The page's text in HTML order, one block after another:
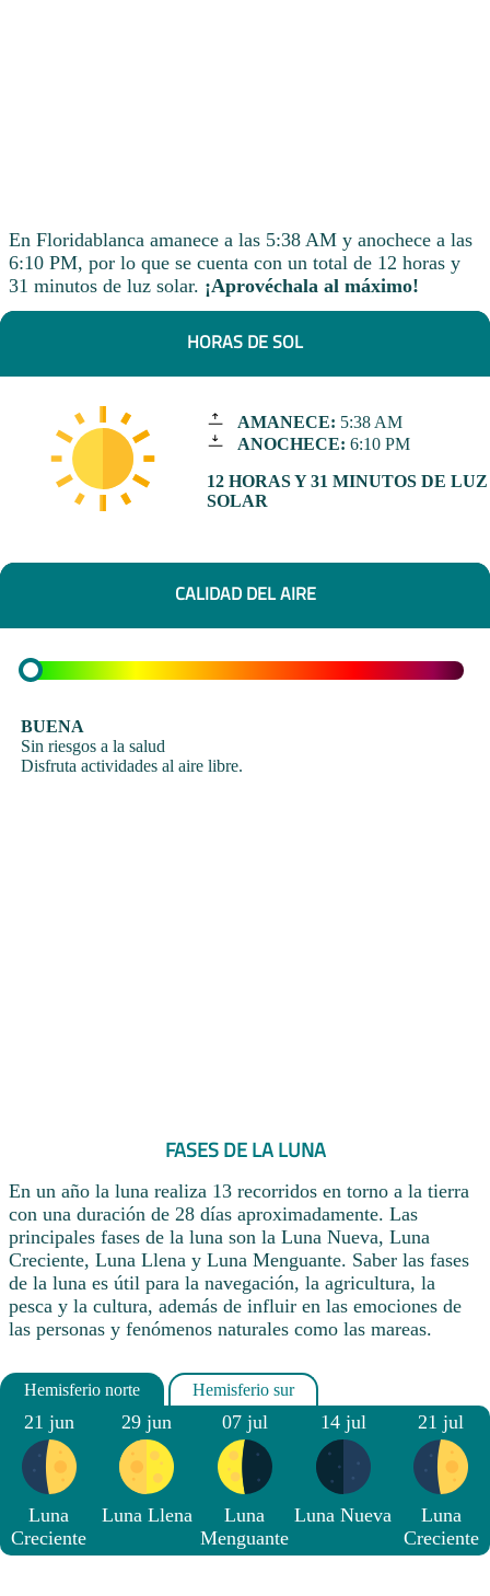
En Floridablanca amanece a las 5:38 AM y anochece a las
6:10 PM, por lo que se cuenta con un total de 12 horas y
31 minutos de luz solar. ¡Aprovéchala al máximo!
HORAS DE SOL
AMANECE: 5:38 AM
ANOCHECE: 6:10 PM
12 HORAS Y 31 MINUTOS DE LUZ
SOLAR
CALIDAD DEL AIRE
BUENA
Sin riesgos a la salud
Disfruta actividades al aire libre.
FASES DE LA LUNA
En un año la luna realiza 13 recorridos en torno a la tierra
con una duración de 28 días aproximadamente. Las
principales fases de la luna son la Luna Nueva, Luna
Creciente, Luna Llena y Luna Menguante. Saber las fases
de la luna es útil para la navegación, la agricultura, la
pesca y la cultura, además de influir en las emociones de
las personas y fenómenos naturales como las mareas.
21 jun
Luna
Creciente
29 jun
Luna Llena
07 jul
Luna
Menguante
14 jul
Luna Nueva
21 jul
Luna
Creciente